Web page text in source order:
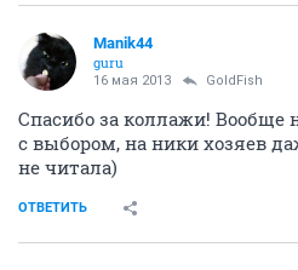
Manik44
guru
16 мая 2013 GoldFish
Спасибо за коллажи!
с выбором, на ники хозяев
не читала)
ОТВЕТИТЬ